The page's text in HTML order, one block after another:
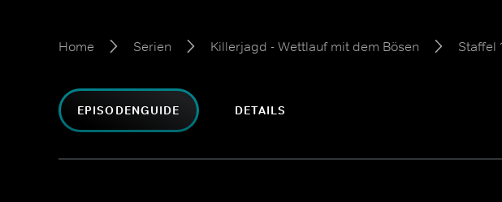
Home Serien Killerjagd - Wettlauf mit dem Bösen Staffel
EPISODENGUIDE DETAILS